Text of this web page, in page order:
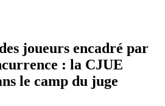
joueurs encadré par
: la CJUE
le camp du juge